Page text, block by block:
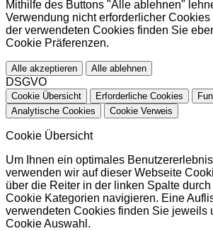
Mithilfe des Buttons "Alle ablehnen"
Verwendung nicht erforderlicher
der verwendeten Cookies finden Sie
Cookie Präferenzen.
Alle akzeptieren Alle ablehnen
DSGVO
Cookie Übersicht Erforderliche Cookies
Analytische Cookies
Cookie Verweis
Cookie Übersicht
Um Ihnen ein optimales
verwenden wir auf dieser Webseite
über die Reiter in der linken Spalte
Cookie Kategorien navigieren. Eine
verwendeten Cookies finden Sie jeweils
Cookie Auswahl.